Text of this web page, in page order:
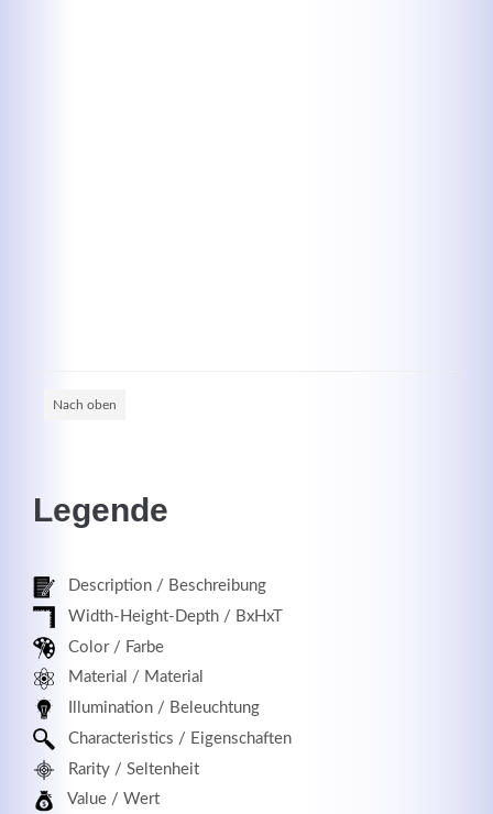
Nach oben
Legende
Description / Beschreibung
Width-Height-Depth / BxHxT
Color / Farbe
Material / Material
Illumination / Beleuchtung
Characteristics / Eigenschaften
Rarity / Seltenheit
Value / Wert